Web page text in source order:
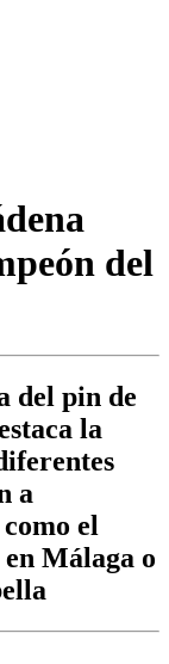
del
del pin de
la
a
el
Málaga o